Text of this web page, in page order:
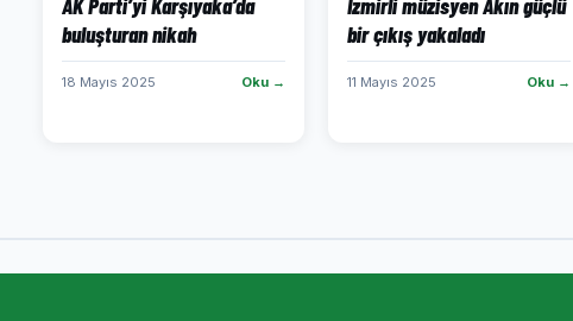
buluşturan nikah
18 Mayıs 2025 Oku →
bir çıkış yakaladı
11 Mayıs 2025 Oku →